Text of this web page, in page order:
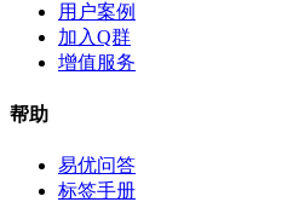
用户案例
加入Q群
增值服务
帮助
易优问答
标签手册